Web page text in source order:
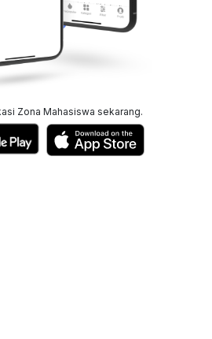
Zona Mahasiswa sekarang.